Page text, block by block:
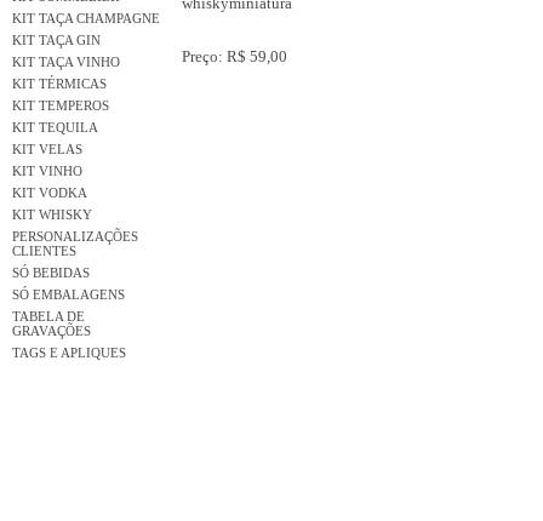
KIT TAÇA CHAMPAGNE
KIT TAÇA GIN
KIT TAÇA VINHO
KIT TÉRMICAS
KIT TEMPEROS
KIT TEQUILA
KIT VELAS
KIT VINHO
KIT VODKA
KIT WHISKY
PERSONALIZAÇÕES
CLIENTES
SÓ BEBIDAS
SÓ EMBALAGENS
TABELA DE
GRAVAÇÕES
TAGS E APLIQUES
Preço: R$ 59,00